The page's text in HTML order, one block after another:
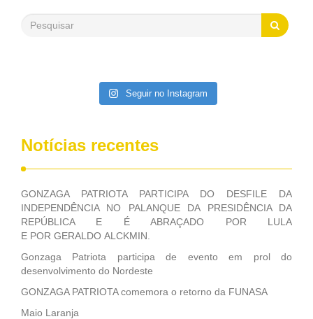
saneamento básico, em pequenas comunidades rurais.
Patriota disse ainda que, mesmo sem mandato,
Seguir no Instagram
Notícias recentes
GONZAGA PATRIOTA PARTICIPA DO DESFILE DA
INDEPENDÊNCIA NO PALANQUE DA PRESIDÊNCIA DA
REPÚBLICA E É ABRAÇADO POR LULA
E POR GERALDO ALCKMIN.
Gonzaga Patriota participa de evento em prol do
desenvolvimento do Nordeste
GONZAGA PATRIOTA comemora o retorno da FUNASA
Maio Laranja